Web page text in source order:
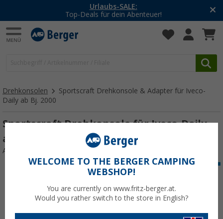
Urlaubs-SALE:
Top-Deals für dein Abenteuer!
Drehkonsolen
Sportscraft Drehkonsole & Adapter für Iveco-
Daily ab Bj. 2000
Sportscraft Drehkonsole für Iveco-Daily
ab Bj. 2000
Art.-Nr.: 157430
WELCOME TO THE BERGER CAMPING
WEBSHOP!
You are currently on www.fritz-berger.at.
Would you rather switch to the store in English?